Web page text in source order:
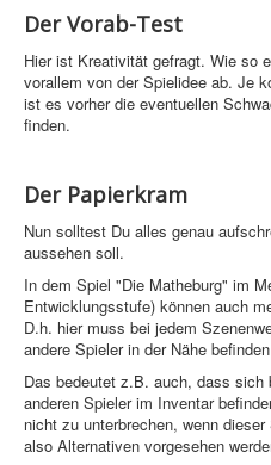
PHP
Webdesign
CMS
JavaScript
Sicherheit
Home
PovRay
PHP
Webdesign
Der Vorab-Test
Hier ist Kreativität gefragt. Wie so
vorallem von der Spielidee ab. Je
ist es vorher die eventuellen
finden.
Der Papierkram
Nun solltest Du alles genau
aussehen soll.
In dem Spiel "Die Matheburg" im
Entwicklungsstufe) können auch
D.h. hier muss bei jedem
andere Spieler in der Nähe
Das bedeutet z.B. auch, dass
anderen Spieler im Inventar
nicht zu unterbrechen, wenn
also Alternativen vorgesehen